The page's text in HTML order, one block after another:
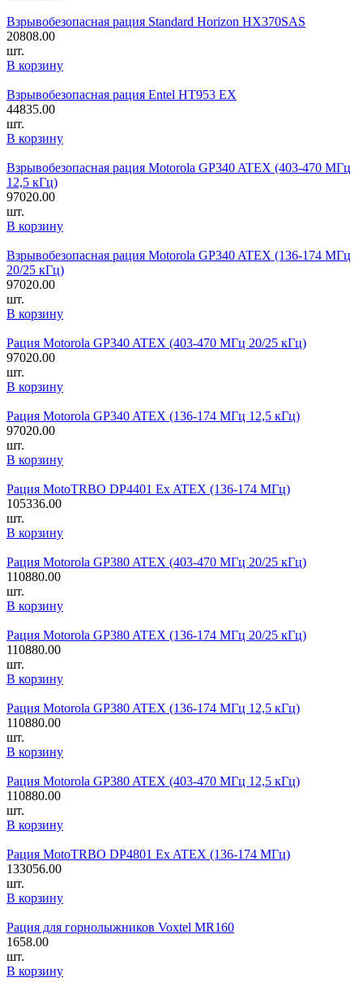
Взрывобезопасная рация Standard Horizon HX370SAS
20808.00
шт.
В корзину
Взрывобезопасная рация Entel HT953 EX
44835.00
шт.
В корзину
Взрывобезопасная рация Motorola GP340 ATEX (403-470 МГц
12,5 кГц)
97020.00
шт.
В корзину
Взрывобезопасная рация Motorola GP340 ATEX (136-174 МГц
20/25 кГц)
97020.00
шт.
В корзину
Рация Motorola GP340 ATEX (403-470 МГц 20/25 кГц)
97020.00
шт.
В корзину
Рация Motorola GP340 ATEX (136-174 МГц 12,5 кГц)
97020.00
шт.
В корзину
Рация MotoTRBO DP4401 Ex ATEX (136-174 МГц)
105336.00
шт.
В корзину
Рация Motorola GP380 ATEX (403-470 МГц 20/25 кГц)
110880.00
шт.
В корзину
Рация Motorola GP380 ATEX (136-174 МГц 20/25 кГц)
110880.00
шт.
В корзину
Рация Motorola GP380 ATEX (136-174 МГц 12,5 кГц)
110880.00
шт.
В корзину
Рация Motorola GP380 ATEX (403-470 МГц 12,5 кГц)
110880.00
шт.
В корзину
Рация MotoTRBO DP4801 Ex ATEX (136-174 МГц)
133056.00
шт.
В корзину
Рация для горнолыжников Voxtel MR160
1658.00
шт.
В корзину